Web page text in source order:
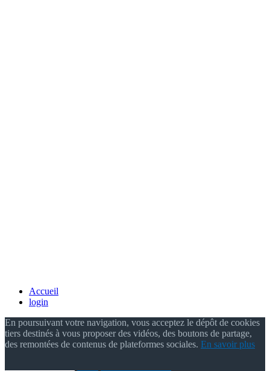
Accueil
login
En poursuivant votre navigation, vous acceptez le dépôt de cookies
tiers destinés à vous proposer des vidéos, des boutons de partage,
des remontées de contenus de plateformes sociales. En savoir plus